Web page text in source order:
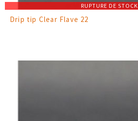
RUPTURE DE STOCK
Drip tip Clear Flave 22